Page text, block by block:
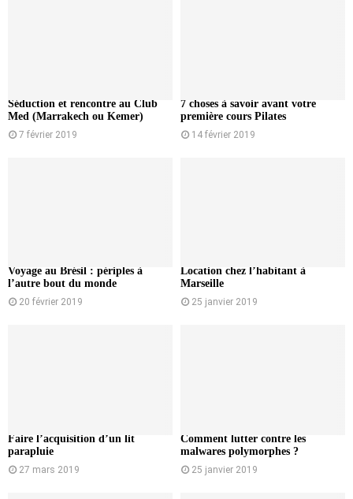
Séduction et rencontre au Club
Med (Marrakech ou Kemer)
7 février 2019
7 choses à savoir avant votre
première cours Pilates
14 février 2019
Voyage au Brésil : périples à
l’autre bout du monde
20 février 2019
Location chez l’habitant à
Marseille
25 janvier 2019
Faire l’acquisition d’un lit
parapluie
27 mars 2019
Comment lutter contre les
malwares polymorphes ?
25 janvier 2019